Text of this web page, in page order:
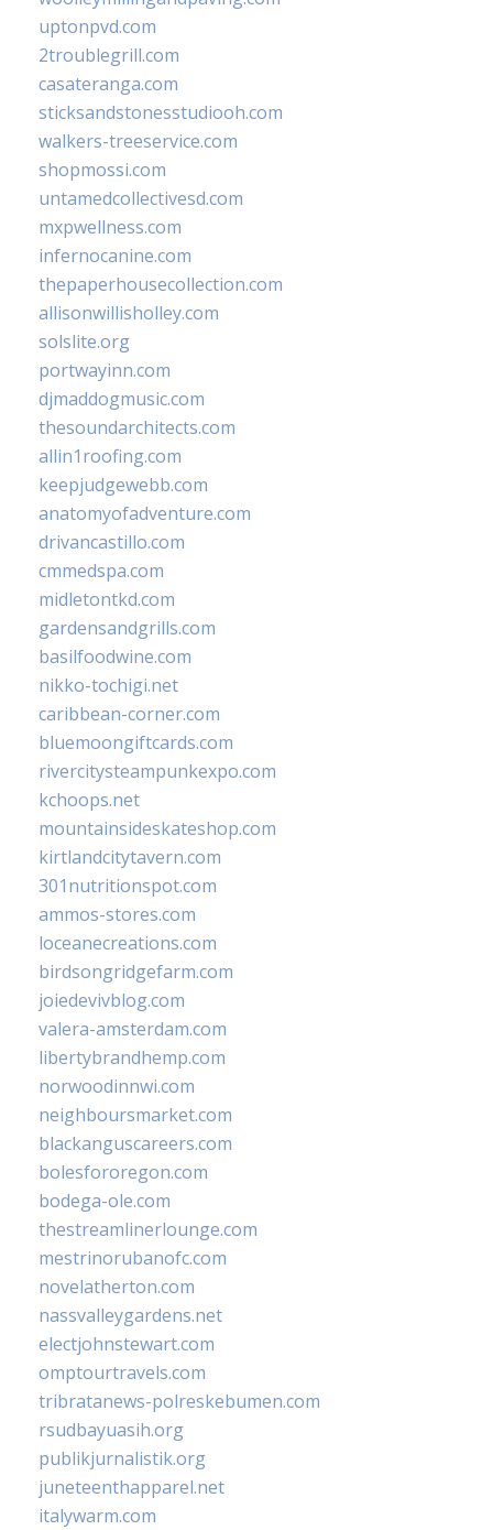
uptonpvd.com
2troublegrill.com
casateranga.com
sticksandstonesstudiooh.com
walkers-treeservice.com
shopmossi.com
untamedcollectivesd.com
mxpwellness.com
infernocanine.com
thepaperhousecollection.com
allisonwillisholley.com
solslite.org
portwayinn.com
djmaddogmusic.com
thesoundarchitects.com
allin1roofing.com
keepjudgewebb.com
anatomyofadventure.com
drivancastillo.com
cmmedspa.com
midletontkd.com
gardensandgrills.com
basilfoodwine.com
nikko-tochigi.net
caribbean-corner.com
bluemoongiftcards.com
rivercitysteampunkexpo.com
kchoops.net
mountainsideskateshop.com
kirtlandcitytavern.com
301nutritionspot.com
ammos-stores.com
loceanecreations.com
birdsongridgefarm.com
joiedevivblog.com
valera-amsterdam.com
libertybrandhemp.com
norwoodinnwi.com
neighboursmarket.com
blackanguscareers.com
bolesfororegon.com
bodega-ole.com
thestreamlinerlounge.com
mestrinorubanofc.com
novelatherton.com
nassvalleygardens.net
electjohnstewart.com
omptourtravels.com
tribratanews-polreskebumen.com
rsudbayuasih.org
publikjurnalistik.org
juneteenthapparel.net
italywarm.com